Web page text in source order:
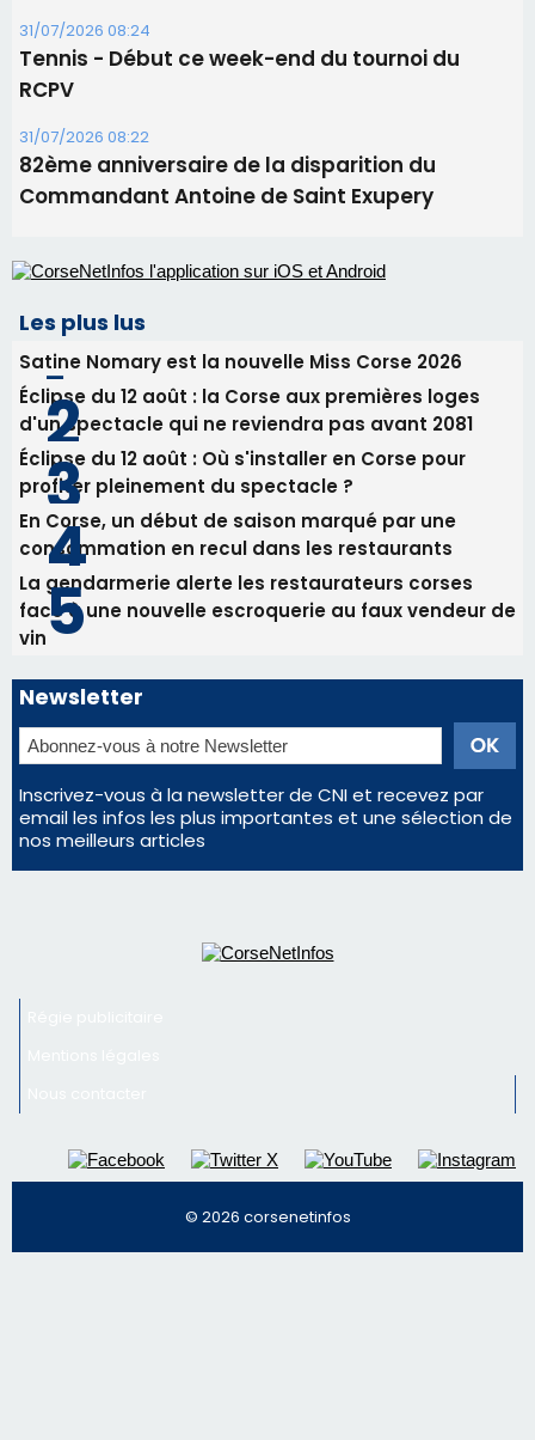
31/07/2026 08:24
Tennis - Début ce week-end du tournoi du
RCPV
31/07/2026 08:22
82ème anniversaire de la disparition du
Commandant Antoine de Saint Exupery
Les plus lus
Satine Nomary est la nouvelle Miss Corse 2026
Éclipse du 12 août : la Corse aux premières loges
d'un spectacle qui ne reviendra pas avant 2081
Éclipse du 12 août : Où s'installer en Corse pour
profiter pleinement du spectacle ?
En Corse, un début de saison marqué par une
consommation en recul dans les restaurants
La gendarmerie alerte les restaurateurs corses
face à une nouvelle escroquerie au faux vendeur de
vin
Newsletter
Inscrivez-vous à la newsletter de CNI et recevez par
email les infos les plus importantes et une sélection de
nos meilleurs articles
© 2026 corsenetinfos